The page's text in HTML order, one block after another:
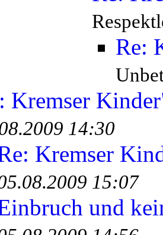
Re:
Kremser
14:30
Kremser
15:07
und